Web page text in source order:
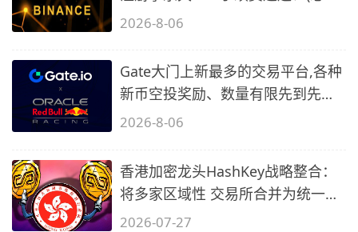
2)
2026-8-06
Gate大门上新最多的交易平台,各种
新币空投奖励、数量有限先到先
得…
2026-8-06
香港加密龙头HashKey战略整合：
将多家区域性 交易所合并为统一平
台加速
2026-07-27